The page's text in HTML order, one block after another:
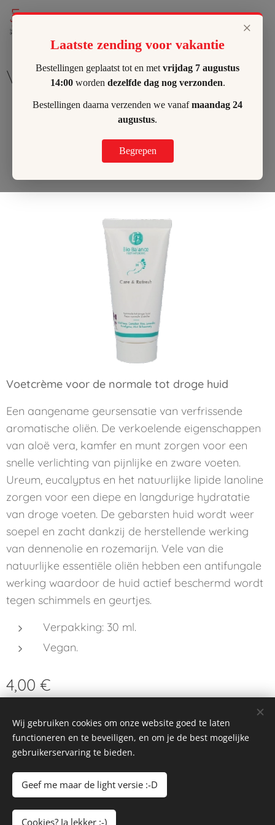
Voetcrème Care & Refresh
Voetcrème voor de normale tot droge huid
Een aangename geursensatie van verfrissende
aromatische oliën. De verkoelende eigenschappen
van aloë vera, kamfer en munt zorgen voor een
snelle verlichting van pijnlijke en zware voeten.
Ureum, eucalyptus en het natuurlijke lipide lanoline
zorgen voor een diepe en langdurige hydratatie
van droge voeten. De gebarsten huid wordt weer
soepel en zacht dankzij de herstellende werking
van dennenolie en rozemarijn. Vele van die
natuurlijke essentiële oliën hebben een antifungale
werking waardoor de huid actief beschermd wordt
tegen schimmels en geurtjes.
Verpakking: 30 ml.
Vegan.
4,00 €
Toevoegen aan de winkelwagen
© 2023–2026 Alle rechten voorbehouden
Wij gebruiken cookies om onze website goed te laten
functioneren en te beveiligen, en om je de best mogelijke
gebruikerservaring te bieden.
Geef me maar de light versie :-D
Cookies? Ja lekker :-)
×
Laatste zending voor vakantie
Bestellingen geplaatst tot en met vrijdag 7 augustus
14:00worden dezelfde dag nog verzonden.
Bestellingen daarna verzenden we vanafmaandag 24
augustus.
Begrepen